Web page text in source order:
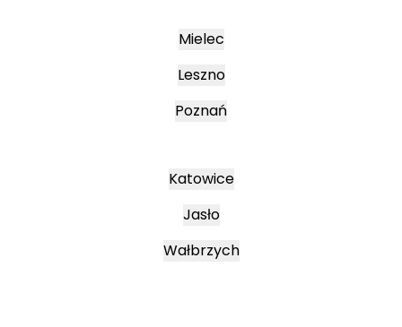
Mielec
Leszno
Poznań
Katowice
Jasło
Wałbrzych